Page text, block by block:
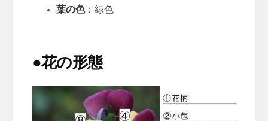
葉の色：緑色
●花の形態